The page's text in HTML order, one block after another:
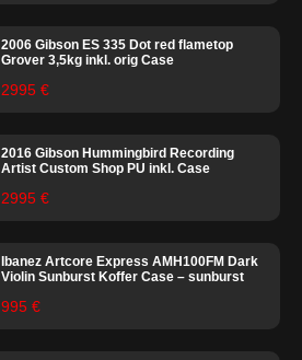
2006 Gibson ES 335 Dot red flametop
Grover 3,5kg inkl. orig Case
2995 €
2016 Gibson Hummingbird Recording
Artist Custom Shop PU inkl. Case
2995 €
Ibanez Artcore Express AMH100FM Dark
Violin Sunburst Koffer Case – sunburst
995 €